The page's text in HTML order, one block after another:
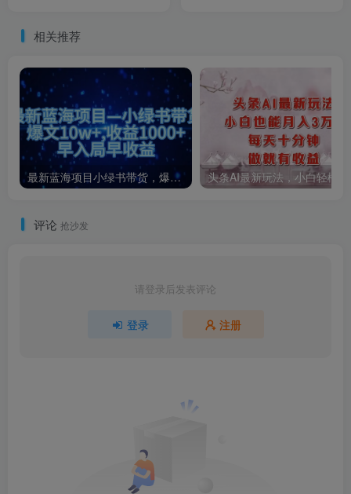
相关推荐
最新蓝海项目小绿书带货，爆文10w＋，收益1000＋，早入局早获益！！
评论 抢沙发
请登录后发表评论
登录 注册